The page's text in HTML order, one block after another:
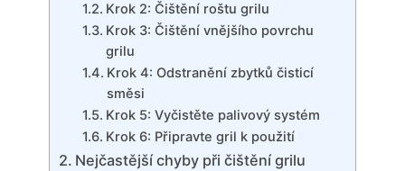
Krok 2: Čištění roštu grilu
Krok 3: Čištění vnějšího povrchu
grilu
Krok 4: Odstranění zbytků čisticí
směsi
Krok 5: Vyčistěte palivový systém
Krok 6: Připravte gril k použití
Nejčastější chyby při čištění grilu